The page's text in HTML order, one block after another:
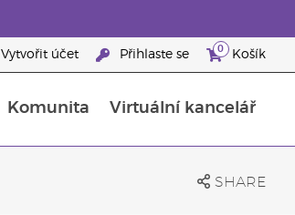
Vytvořit účet Přihlaste se 0 Košík
Komunita Virtuální kancelář
SHARE